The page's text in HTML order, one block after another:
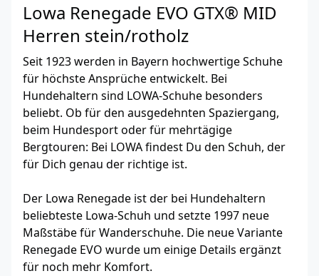
Lowa Renegade EVO GTX® MID
Herren stein/rotholz
Seit 1923 werden in Bayern hochwertige Schuhe
für höchste Ansprüche entwickelt. Bei
Hundehaltern sind LOWA-Schuhe besonders
beliebt. Ob für den ausgedehnten Spaziergang,
beim Hundesport oder für mehrtägige
Bergtouren: Bei LOWA findest Du den Schuh, der
für Dich genau der richtige ist.
Der Lowa Renegade ist der bei Hundehaltern
beliebteste Lowa-Schuh und setzte 1997 neue
Maßstäbe für Wanderschuhe. Die neue Variante
Renegade EVO wurde um einige Details ergänzt
für noch mehr Komfort.